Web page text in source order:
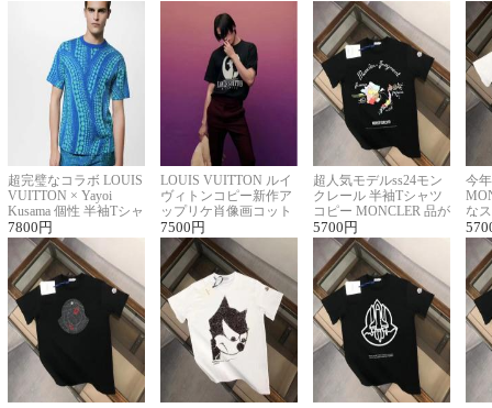
超完璧なコラボ LOUIS
VUITTON × Yayoi
Kusama 個性 半袖Tシャ
ツコピー男女兼用
7800 円
LOUIS VUITTON ルイ
ヴィトンコピー新作ア
ップリケ肖像画コット
ンニット半袖Tシャツ
7500 円
超人気モデルss24モン
クレール 半袖Tシャツ
コピー MONCLER 品が
良く見た目
5700 円
今
な
ル